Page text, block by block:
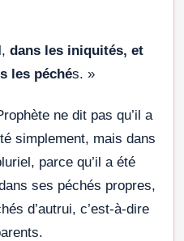
dans les iniquités, et
les péchés. »
ne dit pas qu’il a
simplement, mais dans
parce qu’il a été
ses péchés propres,
d’autrui, c’est-à-dire